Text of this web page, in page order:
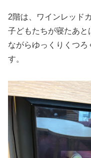
2階は、ワインレッド
子どもたちが寝たあ
ながらゆっくりくつ
す。